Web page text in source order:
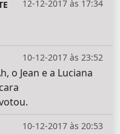
12-12-2017 às 17:34
10-12-2017 às 23:52
o Jean e a Luciana
10-12-2017 às 20:53